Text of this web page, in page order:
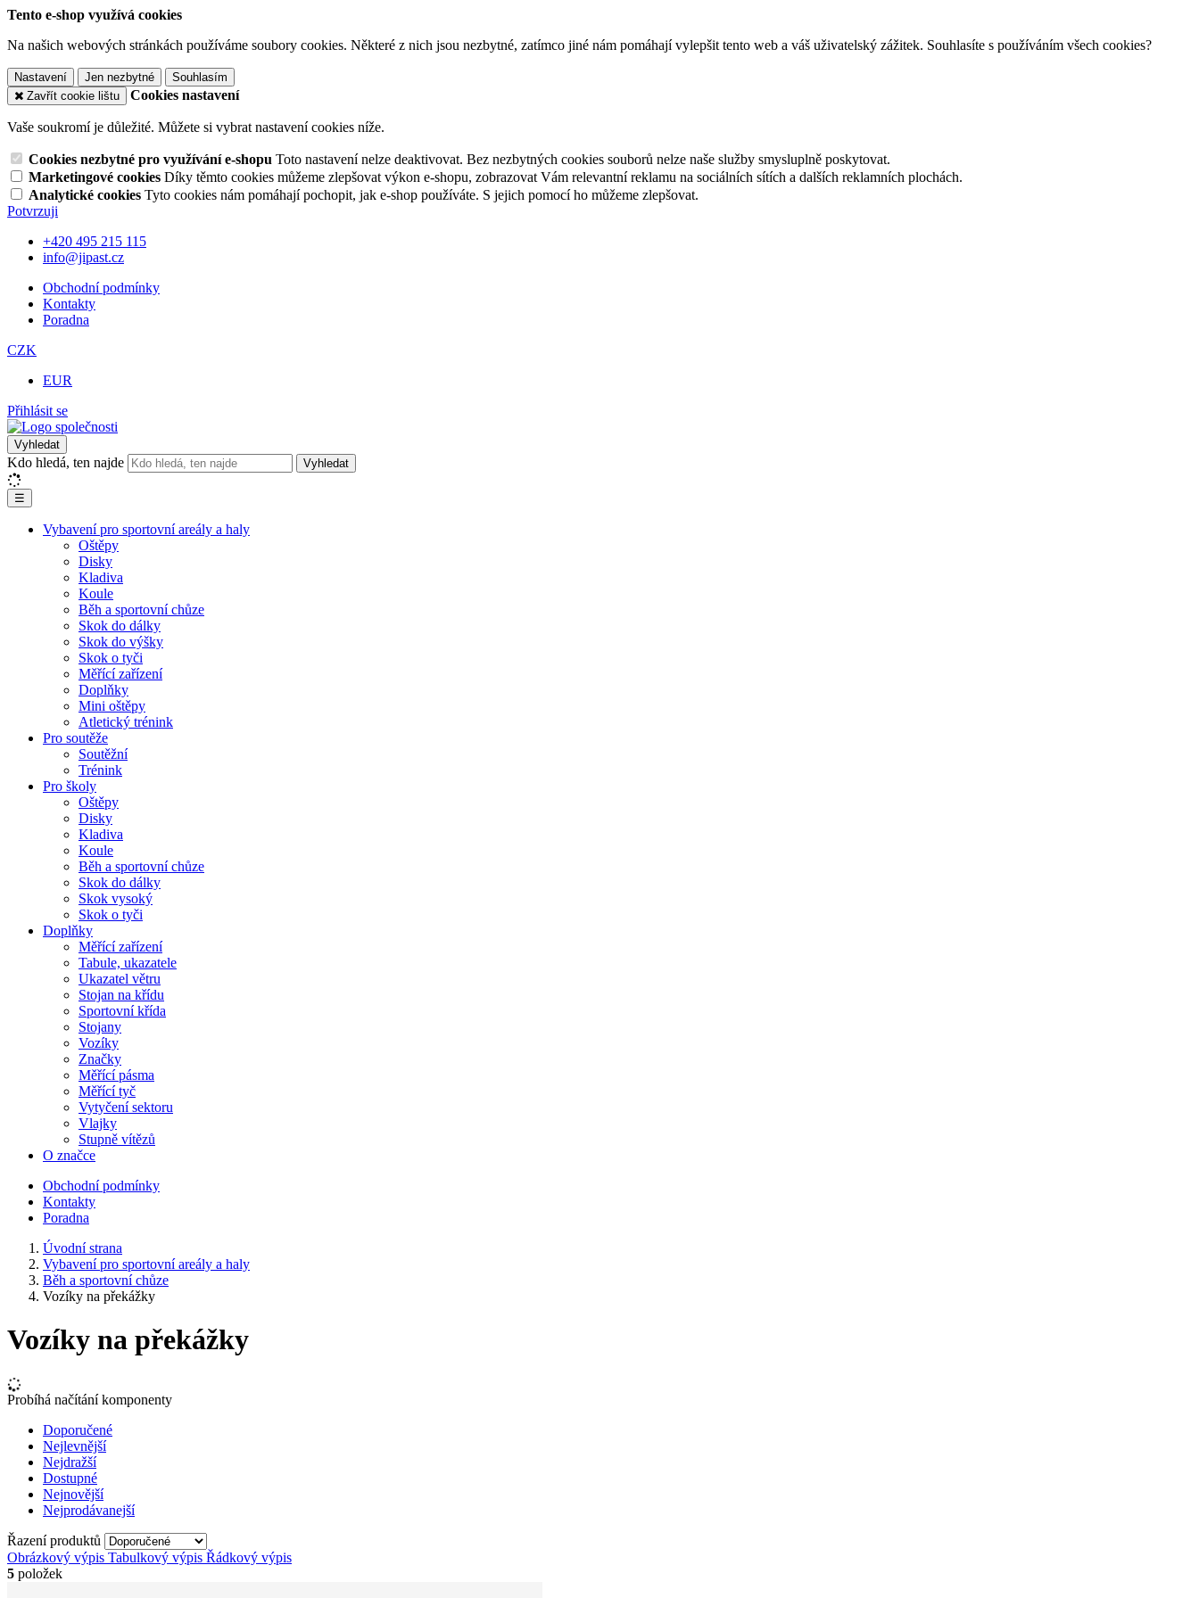
Tento e-shop využívá cookies
Na našich webových stránkách používáme soubory cookies. Některé z nich jsou nezbytné, zatímco jiné nám pomáhají vylepšit tento web a váš uživatelský zážitek. Souhlasíte s používáním všech cookies?
Nastavení Jen nezbytné
Souhlasím
Zavřít cookie lištu
Cookies nastavení
Vaše soukromí je důležité. Můžete si vybrat nastavení cookies níže.
Cookies nezbytné pro využívání e-shopu Toto nastavení nelze deaktivovat. Bez nezbytných cookies souborů nelze naše služby smysluplně poskytovat.
Marketingové cookies Díky těmto cookies můžeme zlepšovat výkon e-shopu, zobrazovat Vám relevantní reklamu na sociálních sítích a dalších reklamních plochách.
Analytické cookies Tyto cookies nám pomáhají pochopit, jak e-shop používáte. S jejich pomocí ho můžeme zlepšovat.
Potvrzuji
+420 495 215 115
info@jipast.cz
Obchodní podmínky
Kontakty
Poradna
CZK
EUR
Přihlásit se
Vyhledat
Kdo hledá, ten najde Vyhledat
☰
Vybavení pro sportovní areály a haly
Oštěpy
Disky
Kladiva
Koule
Běh a sportovní chůze
Skok do dálky
Skok do výšky
Skok o tyči
Měřící zařízení
Doplňky
Mini oštěpy
Atletický trénink
Pro soutěže
Soutěžní
Trénink
Pro školy
Oštěpy
Disky
Kladiva
Koule
Běh a sportovní chůze
Skok do dálky
Skok vysoký
Skok o tyči
Doplňky
Měřící zařízení
Tabule, ukazatele
Ukazatel větru
Stojan na křídu
Sportovní křída
Stojany
Vozíky
Značky
Měřící pásma
Měřící tyč
Vytyčení sektoru
Vlajky
Stupně vítězů
O značce
Obchodní podmínky
Kontakty
Poradna
Úvodní strana
Vybavení pro sportovní areály a haly
Běh a sportovní chůze
Vozíky na překážky
Vozíky na překážky
Probíhá načítání komponenty
Doporučené
Nejlevnější
Nejdražší
Dostupné
Nejnovější
Nejprodávanejší
Řazení produktů
Obrázkový výpis Tabulkový výpis Řádkový výpis
5 položek